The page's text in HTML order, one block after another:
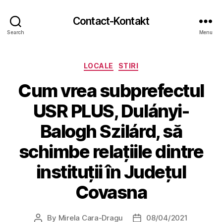
Search
Contact-Kontakt
Menu
Categories
LOCALE STIRI
Cum vrea subprefectul
USR PLUS, Dulányi-
Balogh Szilárd, să
schimbe relațiile dintre
instituții în Județul
Covasna
Post
By Mirela Cara-Dragu
Post08/04/2021